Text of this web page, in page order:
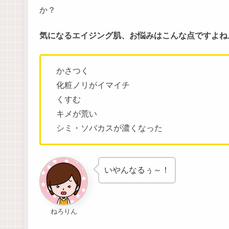
か？
気になるエイジング肌、お悩みはこんな点ですよね
かさつく
化粧ノリがイマイチ
くすむ
キメが荒い
シミ・ソバカスが濃くなった
ねろりん
いやんなるぅ～！